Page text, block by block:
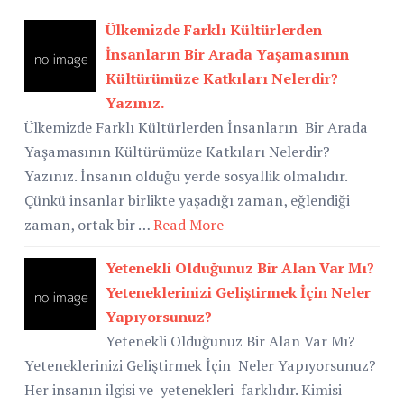
Ülkemizde Farklı Kültürlerden
İnsanların Bir Arada Yaşamasının
Kültürümüze Katkıları Nelerdir?
Yazınız.
Ülkemizde Farklı Kültürlerden İnsanların Bir Arada
Yaşamasının Kültürümüze Katkıları Nelerdir?
Yazınız. İnsanın olduğu yerde sosyallik olmalıdır.
Çünkü insanlar birlikte yaşadığı zaman, eğlendiği
zaman, ortak bir …Read More
Yetenekli Olduğunuz Bir Alan Var Mı?
Yeteneklerinizi Geliştirmek İçin Neler
Yapıyorsunuz?
Yetenekli Olduğunuz Bir Alan Var Mı?
Yeteneklerinizi Geliştirmek İçin Neler Yapıyorsunuz?
Her insanın ilgisi ve yetenekleri farklıdır. Kimisi